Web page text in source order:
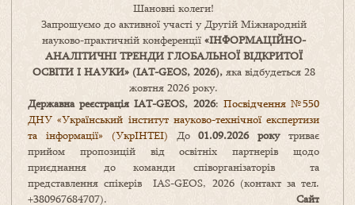
Шановні колеги!
Запрошуємо до активної участі у Другій Міжнародній
науково-практичній конференції «ІНФОРМАЦІЙНО-
АНАЛІТИЧНІ ТРЕНДИ ГЛОБАЛЬНОЇ ВІДКРИТОЇ
ОСВІТИ І НАУКИ» (IAT-GEOS, 2026),яка відбудеться 28
жовтня 2026 року.
Державна реєстрація IAT-GEOS, 2026: Посвідчення №550
ДНУ «Український інститут науково-технічної експертизи
та інформації» (УкрІНТЕІ) До01.09.2026 рокутриває
прийом пропозицій від освітніх партнерів щодо
приєднання до команди співорганізаторів та
представлення спікерів IAS-GEOS, 2026 (контакт за тел.
+380967684707). Сайт